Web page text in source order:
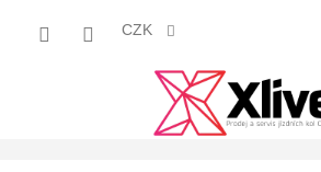
CZK